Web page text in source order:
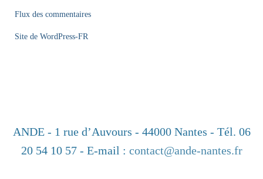
Flux des commentaires
Site de WordPress-FR
ANDE - 1 rue d’Auvours - 44000 Nantes - Tél. 06
20 54 10 57 - E-mail : contact@ande-nantes.fr